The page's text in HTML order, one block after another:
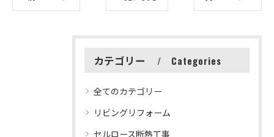
カテゴリー Categories
全てのカテゴリー
リビングリフォーム
セルロース断熱工事